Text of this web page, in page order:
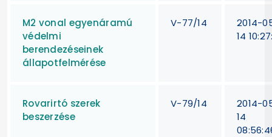
M2 vonal egyenáramú
védelmi
berendezéseinek
állapotfelmérése
V-77/14
2014-
14
Rovarirtó szerek
beszerzése
V-79/14
2014-
14